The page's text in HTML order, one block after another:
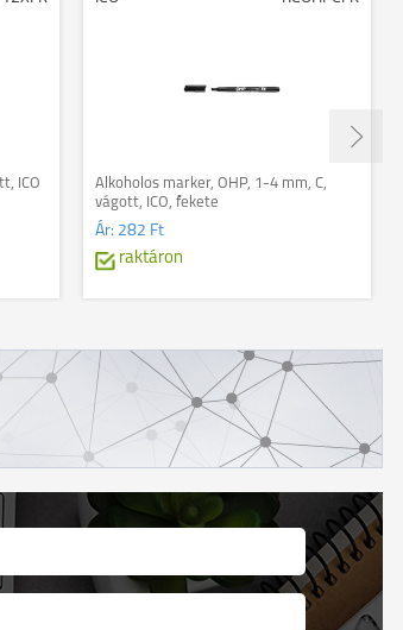
ICO
Alkoholos marker, OHP, 1-4 mm, C,
vágott, ICO, fekete
Ár: 282 Ft
raktáron